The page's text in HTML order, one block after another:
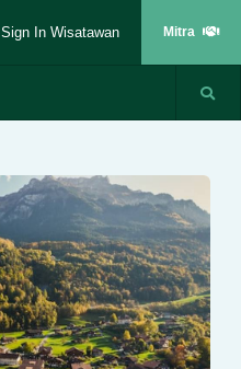
Mitra
Sign In Wisatawan